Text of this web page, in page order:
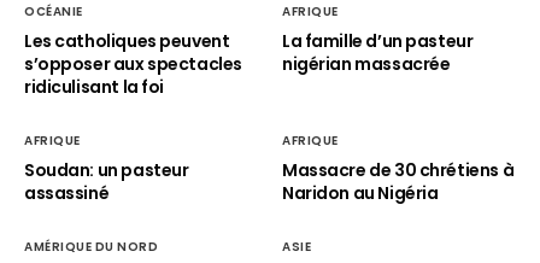
OCÉANIE
Les catholiques peuvent
s’opposer aux spectacles
ridiculisant la foi
AFRIQUE
La famille d’un pasteur
nigérian massacrée
AFRIQUE
Soudan: un pasteur
assassiné
AFRIQUE
Massacre de 30 chrétiens à
Naridon au Nigéria
AMÉRIQUE DU NORD ASIE